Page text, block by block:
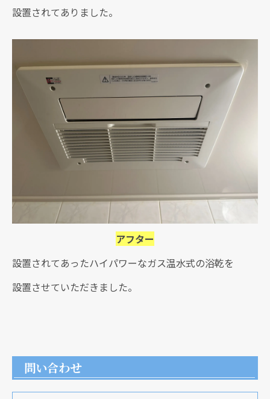
設置されてありました。
アフター
設置されてあったハイパワーなガス温水式の浴乾を
設置させていただきました。
問い合わせ